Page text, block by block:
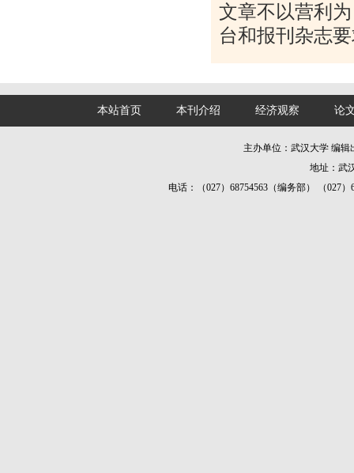
文章不以营利
台和报刊杂志
本站首页 本刊介绍 经济观察 论
主办单位：武汉大学 编
地址：武
电话：（027）68754563（编务部） （027